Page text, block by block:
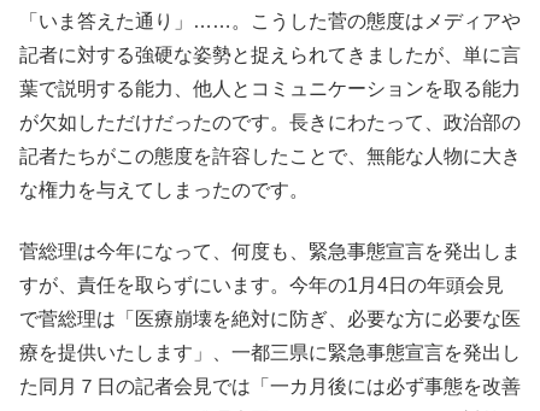
「いま答えた通り」……。こうした菅の態度はメディアや
記者に対する強硬な姿勢と捉えられてきましたが、単に言
葉で説明する能力、他人とコミュニケーションを取る能力
が欠如しただけだったのです。長きにわたって、政治部の
記者たちがこの態度を許容したことで、無能な人物に大き
な権力を与えてしまったのです。
菅総理は今年になって、何度も、緊急事態宣言を発出しま
すが、責任を取らずにいます。今年の1月4日の年頭会見
で菅総理は「医療崩壊を絶対に防ぎ、必要な方に必要な医
療を提供いたします」、一都三県に緊急事態宣言を発出し
た同月７日の記者会見では「一カ月後には必ず事態を改善